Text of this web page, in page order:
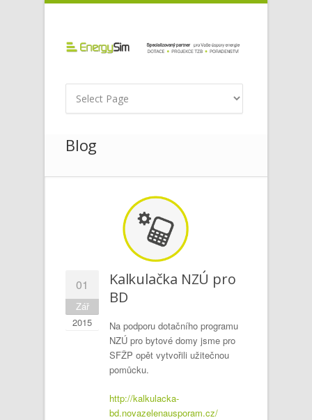
Blog
01
Zář
2015
Kalkulačka NZÚ pro
BD
Na podporu dotačního programu
NZÚ pro bytové domy jsme pro
SFŽP opět vytvořili užitečnou
pomůcku.
http://kalkulacka-
bd.novazelenausporam.cz/